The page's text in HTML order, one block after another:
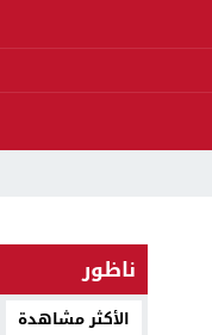
ناظور
الأكثر مشاهدة